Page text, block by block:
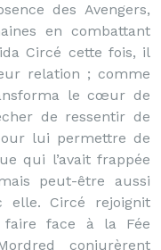
des Avengers,
en combattant
Circé cette fois, il
relation ; comme
le cœur de
de ressentir de
lui permettre de
qui l’avait frappée
peut-être aussi
Circé rejoignit
faire face à la Fée
conjurèrent